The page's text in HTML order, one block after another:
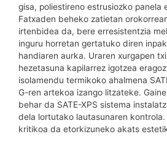
gisa, poliestireno estrusiozko panela
Fatxaden beheko zatietan
irtenbidea da, bere erresistentzia
inguru horretan gertatuko diren
handiaren aurka. Uraren xurgapen
hezetasuna kapilarrez igotzea
isolamendu termikoko ahalmena
G-ren artekoa izango litzateke.
behar da SATE-XPS sistema
dela lortutako lautasunaren
kritikoa da etorkizuneko akats